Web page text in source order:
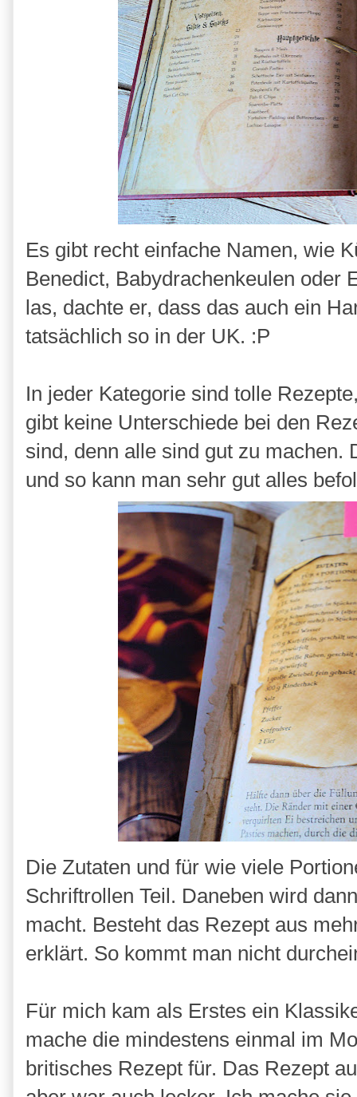
Es gibt recht einfache Namen, wie
Benedict, Babydrachenkeulen oder
las, dachte er, dass das auch ein
tatsächlich so in der UK. :P
In jeder Kategorie sind tolle
gibt keine Unterschiede bei den
sind, denn alle sind gut zu machen.
und so kann man sehr gut alles
Die Zutaten und für wie viele
Schriftrollen Teil. Daneben wird
macht. Besteht das Rezept aus
erklärt. So kommt man nicht
Für mich kam als Erstes ein
mache die mindestens einmal im
britisches Rezept für. Das Rezept